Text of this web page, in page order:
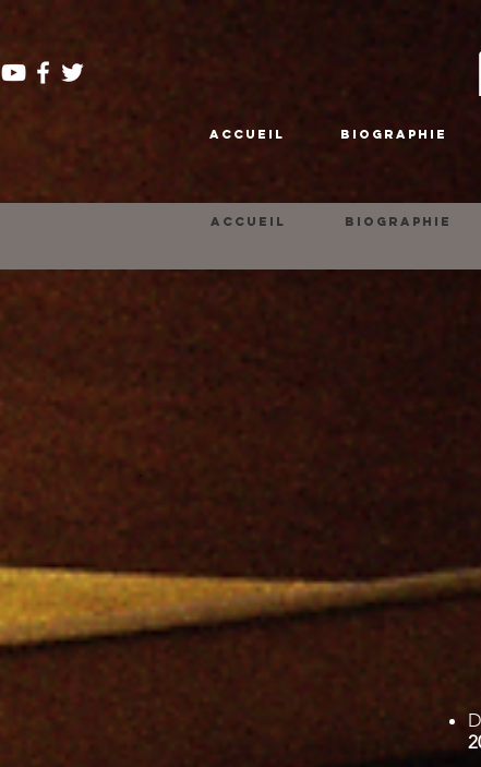
BIOGRAPHIE
ACCUEIL
ACCUEIL BIOGRAPHIE